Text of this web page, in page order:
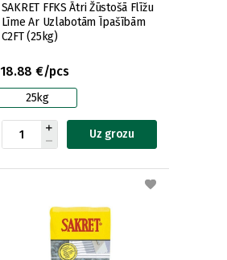
SAKRET FFKS Ātri Žūstošā Flīžu
Līme Ar Uzlabotām Īpašībām
C2FT (25kg)
18.88 €/pcs
25kg
Uz grozu